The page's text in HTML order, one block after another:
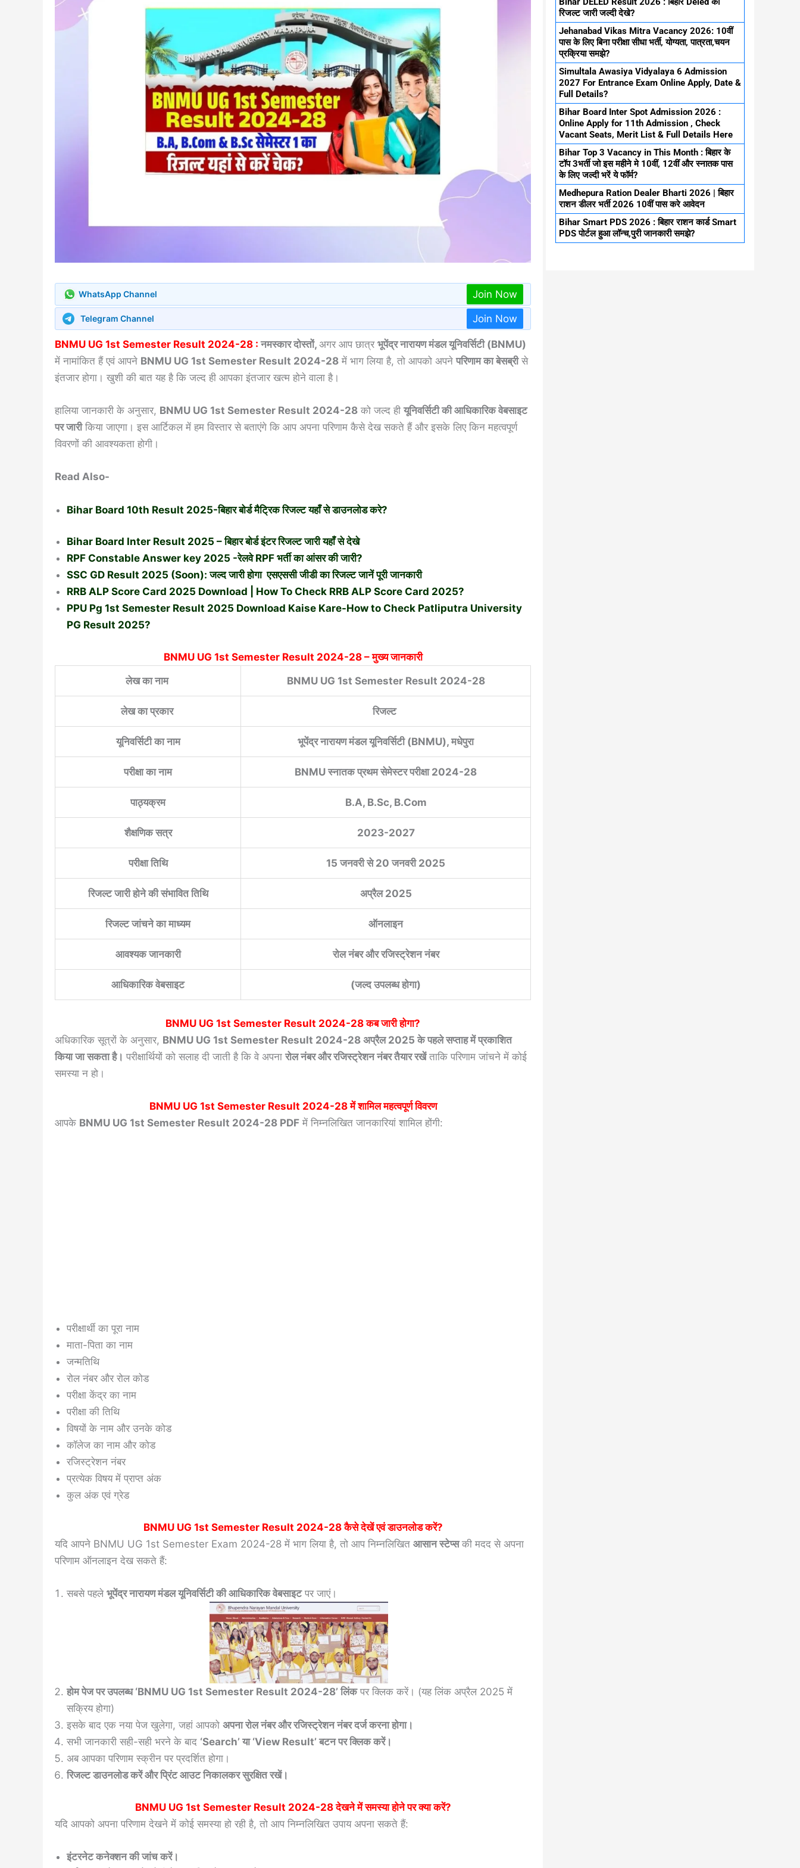
WhatsApp Channel Join Now
Telegram Channel Join Now
BNMU UG 1st Semester Result 2024-28 : नमस्कार दोस्तों, अगर आप छात्र भूपेंद्र नारायण मंडल यूनिवर्सिटी (BNMU)
में नामांकित हैं एवं आपने BNMU UG 1st Semester Result 2024-28 में भाग लिया है, तो आपको अपने परिणाम का बेसब्रीसे
इंतजार होगा। खुशी की बात यह है कि जल्द ही आपका इंतजार खत्म होने वाला है।
हालिया जानकारी के अनुसार, BNMU UG 1st Semester Result 2024-28 को जल्द ही यूनिवर्सिटी की आधिकारिक वेबसाइट
पर जारीकिया जाएगा। इस आर्टिकल में हम विस्तार से बताएंगे कि आप अपना परिणाम कैसे देख सकते हैं और इसके लिए किन महत्वपूर्ण
विवरणों की आवश्यकता होगी।
Read Also-
Bihar Board 10th Result 2025-बिहार बोर्ड मैट्रिक रिजल्ट यहाँ से डाउनलोड करे?
Bihar Board Inter Result 2025 – बिहार बोर्ड इंटर रिजल्ट जारी यहाँ से देखे
RPF Constable Answer key 2025 -रेलवे RPF भर्ती का आंसर की जारी?
SSC GD Result 2025 (Soon): जल्द जारी होगा एसएससी जीडी का रिजल्ट जानें पूरी जानकारी
RRB ALP Score Card 2025 Download | How To Check RRB ALP Score Card 2025?
PPU Pg 1st Semester Result 2025 Download Kaise Kare-How to Check Patliputra University
PG Result 2025?
BNMU UG 1st Semester Result 2024-28– मुख्य जानकारी
लेख का नाम
BNMU UG 1st Semester Result 2024-28
लेख का प्रकार रिजल्ट
यूनिवर्सिटी का नाम भूपेंद्र नारायण मंडल यूनिवर्सिटी (BNMU), मधेपुरा
परीक्षा का नाम BNMU स्नातक प्रथम सेमेस्टर परीक्षा 2024-28
पाठ्यक्रम B.A, B.Sc, B.Com
शैक्षणिक सत्र 2023-2027
परीक्षा तिथि 15 जनवरी से 20 जनवरी 2025
रिजल्ट जारी होने की संभावित तिथि अप्रैल 2025
रिजल्ट जांचने का माध्यम ऑनलाइन
आवश्यक जानकारी रोल नंबर और रजिस्ट्रेशन नंबर
आधिकारिक वेबसाइट (जल्द उपलब्ध होगा)
BNMU UG 1st Semester Result 2024-28कब जारी होगा?
अधिकारिक सूत्रों के अनुसार, BNMU UG 1st Semester Result 2024-28 अप्रैल 2025 के पहले सप्ताह में प्रकाशित
किया जा सकता है। परीक्षार्थियों को सलाह दी जाती है कि वे अपना रोल नंबर और रजिस्ट्रेशन नंबर तैयार रखेंताकि परिणाम जांचने में कोई
समस्या न हो।
BNMU UG 1st Semester Result 2024-28में शामिल महत्वपूर्ण विवरण
आपके BNMU UG 1st Semester Result 2024-28 PDF में निम्नलिखित जानकारियां शामिल होंगी:
परीक्षार्थी का पूरा नाम
माता-पिता का नाम
जन्मतिथि
रोल नंबर और रोल कोड
परीक्षा केंद्र का नाम
परीक्षा की तिथि
विषयों के नाम और उनके कोड
कॉलेज का नाम और कोड
रजिस्ट्रेशन नंबर
प्रत्येक विषय में प्राप्त अंक
कुल अंक एवं ग्रेड
BNMU UG 1st Semester Result 2024-28कैसे देखें एवं डाउनलोड करें?
यदि आपने BNMU UG 1st Semester Exam 2024-28 में भाग लिया है, तो आप निम्नलिखित आसान स्टेप्सकी मदद से अपना
परिणाम ऑनलाइन देख सकते हैं:
सबसे पहले भूपेंद्र नारायण मंडल यूनिवर्सिटी की आधिकारिक वेबसाइटपर जाएं।
होम पेज पर उपलब्ध ‘BNMU UG 1st Semester Result 2024-28’ लिंकपर क्लिक करें। (यह लिंक अप्रैल 2025 में
सक्रिय होगा)
इसके बाद एक नया पेज खुलेगा, जहां आपको अपना रोल नंबर और रजिस्ट्रेशन नंबर दर्ज करना होगा।
सभी जानकारी सही-सही भरने के बाद ‘Search’ या ‘View Result’ बटन पर क्लिक करें।
अब आपका परिणाम स्क्रीन पर प्रदर्शित होगा।
रिजल्ट डाउनलोड करें और प्रिंट आउट निकालकर सुरक्षित रखें।
BNMU UG 1st Semester Result 2024-28देखने में समस्या होने पर क्या करें?
यदि आपको अपना परिणाम देखने में कोई समस्या हो रही है, तो आप निम्नलिखित उपाय अपना सकते हैं:
इंटरनेट कनेक्शन की जांच करें।
रिजल्ट जारी जल्दी देखे?
Jehanabad Vikas Mitra Vacancy 2026: 10वीं
पास के लिए बिना परीक्षा सीधा भर्ती, योग्यता, पात्रता,चयन
प्रक्रिया समझे?
Simultala Awasiya Vidyalaya 6 Admission
2027 For Entrance Exam Online Apply, Date &
Full Details?
Bihar Board Inter Spot Admission 2026 :
Online Apply for 11th Admission , Check
Vacant Seats, Merit List & Full Details Here
Bihar Top 3 Vacancy in This Month : बिहार के
टॉप 3भर्ती जो इस महीने मे 10वीं, 12वीं और स्नातक पास
के लिए जल्दी भरें ये फॉर्म?
Medhepura Ration Dealer Bharti 2026 | बिहार
राशन डीलर भर्ती 2026 10वीं पास करे आवेदन
Bihar Smart PDS 2026 : बिहार राशन कार्ड Smart
PDS पोर्टल हुआ लॉन्च,पुरी जानकारी समझे?